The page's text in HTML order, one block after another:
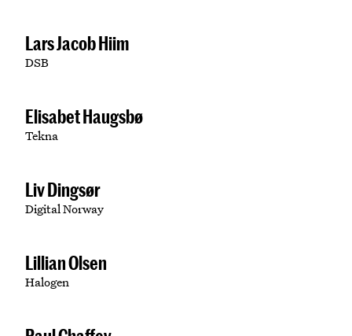
Lars Jacob Hiim
DSB
Elisabet Haugsbø
Tekna
Liv Dingsør
Digital Norway
Lillian Olsen
Halogen